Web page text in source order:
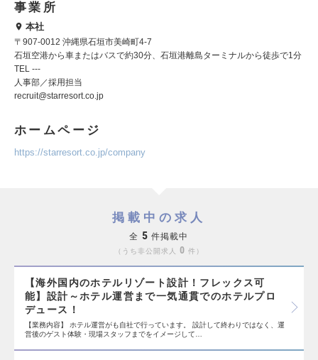
事業所
本社
〒907-0012 沖縄県石垣市美崎町4-7
石垣空港から車またはバスで約30分、石垣港離島ターミナルから徒歩で1分
TEL ---
人事部／採用担当
recruit@starresort.co.jp
ホームページ
https://starresort.co.jp/company
掲載中の求人
全 5 件掲載中
うち非公開求人 0 件
【海外国内のホテルリゾート設計！フレックス可
能】設計～ホテル運営まで一気通貫でのホテルプロ
デュース！
【業務内容】 ホテル運営がも自社で行っています。 設計して終わりではなく、運
営後のゲスト体験・現場スタッフまでをイメージして…